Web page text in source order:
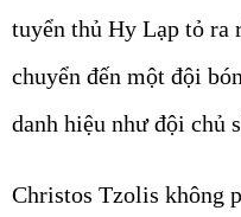
tuyển thủ Hy Lạp tỏ ra
chuyển đến một đội
danh hiệu như đội chủ
Christos Tzolis không